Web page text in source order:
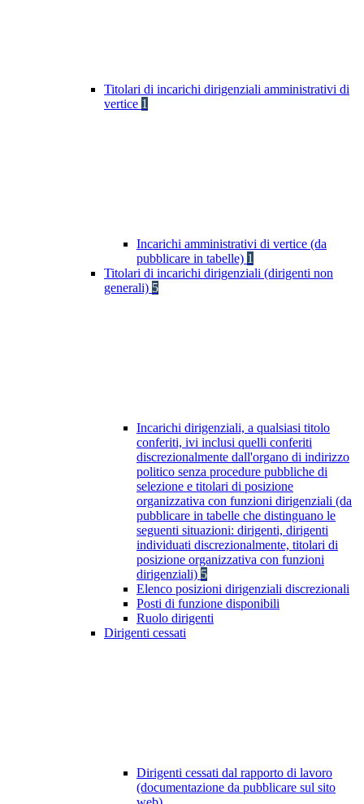
Titolari di incarichi dirigenziali amministrativi di
vertice 1
Incarichi amministrativi di vertice (da
pubblicare in tabelle) 1
Titolari di incarichi dirigenziali (dirigenti non
generali) 5
Incarichi dirigenziali, a qualsiasi titolo
conferiti, ivi inclusi quelli conferiti
discrezionalmente dall'organo di indirizzo
politico senza procedure pubbliche di
selezione e titolari di posizione
organizzativa con funzioni dirigenziali (da
pubblicare in tabelle che distinguano le
seguenti situazioni: dirigenti, dirigenti
individuati discrezionalmente, titolari di
posizione organizzativa con funzioni
dirigenziali) 5
Elenco posizioni dirigenziali discrezionali
Posti di funzione disponibili
Ruolo dirigenti
Dirigenti cessati
Dirigenti cessati dal rapporto di lavoro
(documentazione da pubblicare sul sito